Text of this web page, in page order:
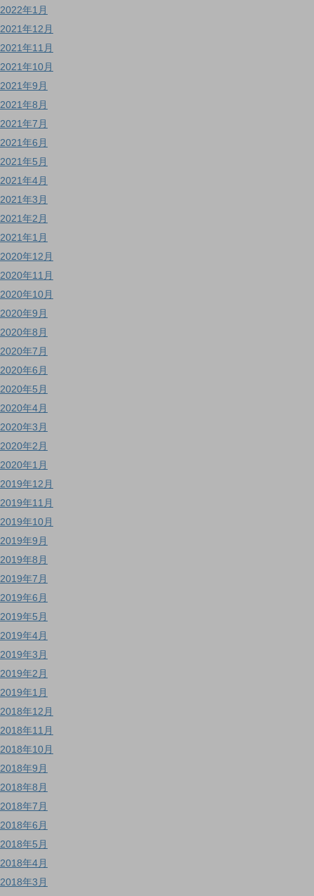
2022年1月
2021年12月
2021年11月
2021年10月
2021年9月
2021年8月
2021年7月
2021年6月
2021年5月
2021年4月
2021年3月
2021年2月
2021年1月
2020年12月
2020年11月
2020年10月
2020年9月
2020年8月
2020年7月
2020年6月
2020年5月
2020年4月
2020年3月
2020年2月
2020年1月
2019年12月
2019年11月
2019年10月
2019年9月
2019年8月
2019年7月
2019年6月
2019年5月
2019年4月
2019年3月
2019年2月
2019年1月
2018年12月
2018年11月
2018年10月
2018年9月
2018年8月
2018年7月
2018年6月
2018年5月
2018年4月
2018年3月